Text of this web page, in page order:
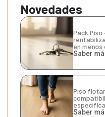
Novedades
Pack
en menos
Saber
Piso
Saber